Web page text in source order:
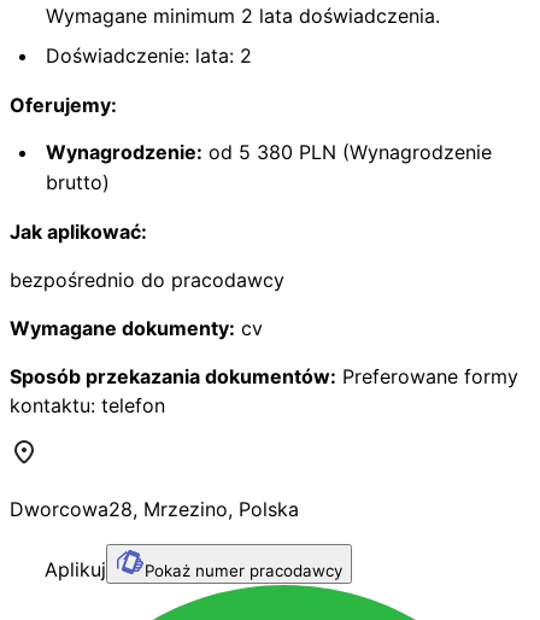
Wymagane minimum 2 lata doświadczenia.
Doświadczenie: lata: 2
Oferujemy:
Wynagrodzenie: od 5 380 PLN (Wynagrodzenie
brutto)
Jak aplikować:
bezpośrednio do pracodawcy
Wymagane dokumenty: cv
Sposób przekazania dokumentów: Preferowane formy
kontaktu: telefon
Dworcowa28, Mrzezino, Polska
Aplikuj Pokaż numer pracodawcy